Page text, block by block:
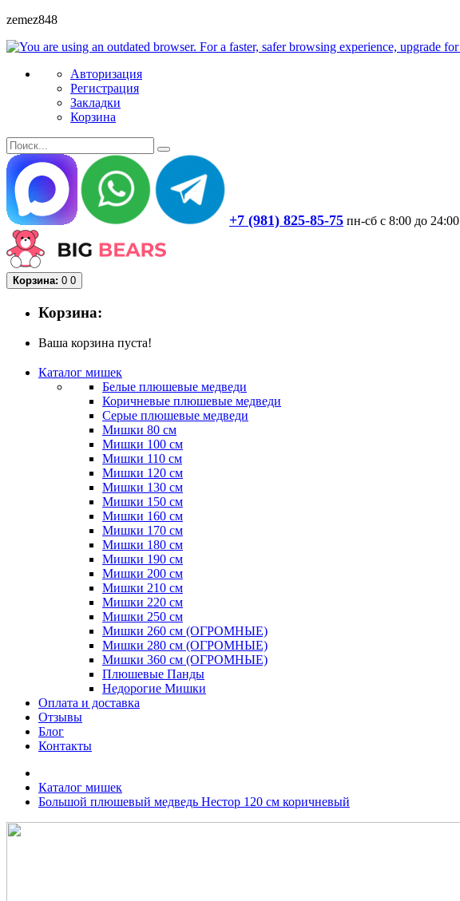
zemez848
Авторизация
Регистрация
Закладки
Корзина
+7 (981) 825-85-75 пн-сб с 8:00 до 24:00
Корзина: 0 0
Корзина:
Ваша корзина пуста!
Каталог мишек
Белые плюшевые медведи
Коричневые плюшевые медведи
Серые плюшевые медведи
Мишки 80 см
Мишки 100 см
Мишки 110 см
Мишки 120 см
Мишки 130 см
Мишки 150 см
Мишки 160 см
Мишки 170 см
Мишки 180 см
Мишки 190 см
Мишки 200 см
Мишки 210 см
Мишки 220 см
Мишки 250 см
Мишки 260 см (ОГРОМНЫЕ)
Мишки 280 см (ОГРОМНЫЕ)
Мишки 360 см (ОГРОМНЫЕ)
Плюшевые Панды
Недорогие Мишки
Оплата и доставка
Отзывы
Блог
Контакты
Каталог мишек
Большой плюшевый медведь Нестор 120 см коричневый